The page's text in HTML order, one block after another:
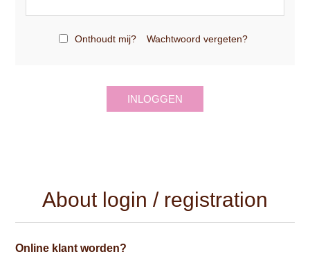
Onthoudt mij? Wachtwoord vergeten?
INLOGGEN
About login / registration
Online klant worden?